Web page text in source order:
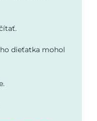
dieťatka mohol